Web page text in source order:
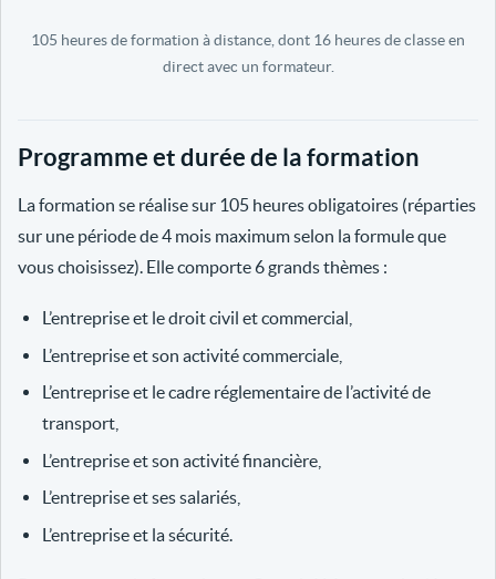
105 heures de formation à distance, dont 16 heures de classe en
direct avec un formateur.
Programme et durée de la formation
La formation se réalise sur 105 heures obligatoires (réparties
sur une période de 4 mois maximum selon la formule que
vous choisissez). Elle comporte 6 grands thèmes :
L’entreprise et le droit civil et commercial,
L’entreprise et son activité commerciale,
L’entreprise et le cadre réglementaire de l’activité de
transport,
L’entreprise et son activité financière,
L’entreprise et ses salariés,
L’entreprise et la sécurité.